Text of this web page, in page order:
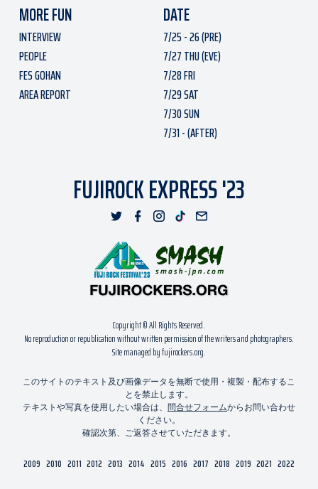
MORE FUN
INTERVIEW
PEOPLE
FES GOHAN
AREA REPORT
DATE
7/25 - 26 (PRE)
7/27 THU (EVE)
7/28 FRI
7/29 SAT
7/30 SUN
7/31 - (AFTER)
FUJIROCK EXPRESS '23
Copyright © All Rights Reserved.
No reproduction or republication without written permission of the writers and photographers.
Site managed by fujirockers.org.
このサイトのテキスト及び画像データを無断で使用・複製・配布するこ
とを禁止します。
テキストや写真を使用したい場合は、 問合せフォームからお問い合わせ
ください。
確認次第、ご返答させていただきます。
2009 2010 2011 2012 2013 2014 2015 2016 2017 2018 2019 2021 2022